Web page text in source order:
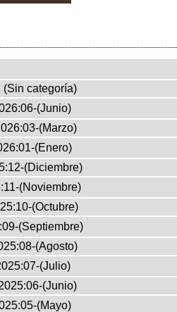
(Sin categoría)
(Junio)
(Marzo)
(Enero)
(Diciembre)
(Noviembre)
(Octubre)
(Septiembre)
(Agosto)
(Julio)
(Junio)
(Mayo)